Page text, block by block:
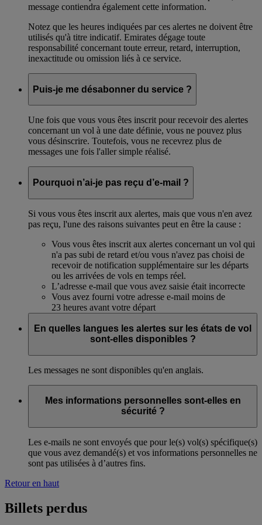
message contiendra également cette information.
Notez que les heures indiquées par ces alertes ne doivent être
utilisés qu'à titre indicatif. Emirates dégage toute
responsabilité concernant toute erreur, retard, interruption,
inexactitude ou omission liés à ce service.
Puis-je me désabonner du service ?
Une fois que vous vous êtes inscrit pour recevoir des alertes
concernant un vol à une date définie, vous ne pouvez plus
vous désinscrire. Toutefois, vous ne recevrez plus de
messages une fois l'aller simple réalisé.
Pourquoi n’ai-je pas reçu d’e-mail ?
Si vous vous êtes inscrit aux alertes, mais que vous n'en avez
pas reçu, l'une des raisons suivantes peut en être la cause :
Vous vous êtes inscrit aux alertes concernant un vol qui
n'a pas subi de retard et/ou vous n'avez pas choisi de
recevoir de notification supplémentaire sur les départs
ou les arrivées de vols en temps réel.
L’adresse e-mail que vous avez saisie était incorrecte
Vous avez fourni votre adresse e-mail moins de
23 heures avant votre départ
En quelles langues les alertes sur les états de vol
sont-elles disponibles ?
Les messages ne sont disponibles qu'en anglais.
Mes informations personnelles sont-elles en
sécurité ?
Les e-mails ne sont envoyés que pour le(s) vol(s) spécifique(s)
que vous avez demandé(s) et vos informations personnelles ne
sont pas utilisées à d’autres fins.
Retour en haut
Billets perdus